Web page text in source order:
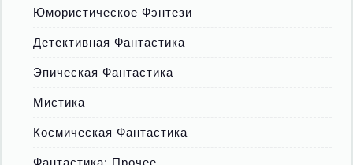
Юмористическое Фэнтези
Детективная Фантастика
Эпическая Фантастика
Мистика
Космическая Фантастика
Фантастика: Прочее